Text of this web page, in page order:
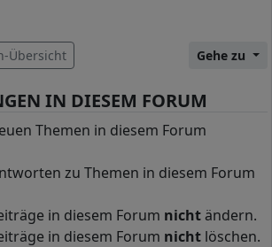
Übersicht Gehe zu
IN DIESEM FORUM
Themen in diesem Forum
zu Themen in diesem Forum
in diesem Forum nicht ändern.
in diesem Forum nicht löschen.